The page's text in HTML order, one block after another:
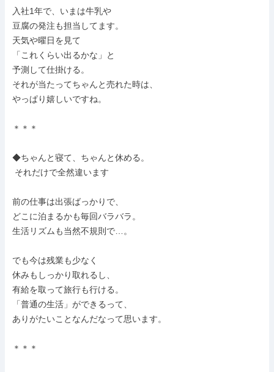
入社1年で、いまは牛乳や
豆腐の発注も担当してます。
天気や曜日を見て
「これくらい出るかな」と
予測して仕掛ける。
それが当たってちゃんと売れた時は、
やっぱり嬉しいですね。
＊＊＊
◆ちゃんと寝て、ちゃんと休める。
前の仕事は出張ばっかりで、
どこに泊まるかも毎回バラバラ。
生活リズムも当然不規則で…。
でも今は残業も少なく
休みもしっかり取れるし、
有給を取って旅行も行ける。
「普通の生活」ができるって、
ありがたいことなんだなって思います。
＊＊＊